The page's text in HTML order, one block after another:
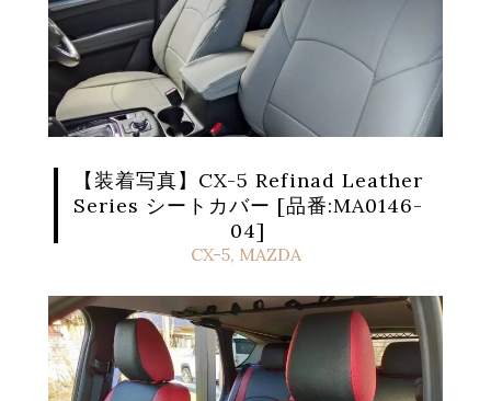
【装着写真】CX-5 Refinad Leather
Series シートカバー [品番:MA0146-
04]
CX-5, MAZDA